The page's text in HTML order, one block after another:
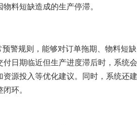
料短缺造成的生产停滞。
警规则，能够对订单拖期、物料短
日期临近但生产进度滞后时，系统
源投入等优化建议。同时，系统还
环。